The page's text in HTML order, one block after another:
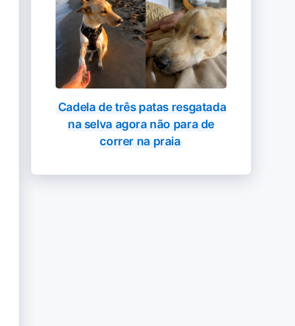
Cadela de três patas resgatada
na selva agora não para de
correr na praia